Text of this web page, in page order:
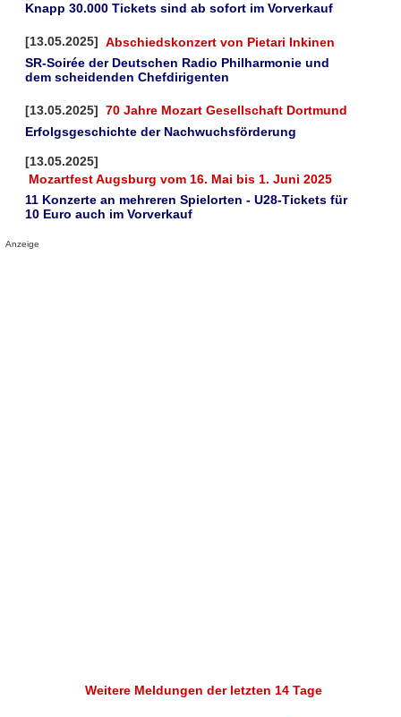
Knapp 30.000 Tickets sind ab sofort im Vorverkauf
[13.05.2025]
Abschiedskonzert von Pietari Inkinen
SR-Soirée der Deutschen Radio Philharmonie und
dem scheidenden Chefdirigenten
[13.05.2025] 70 Jahre Mozart Gesellschaft Dortmund
Erfolgsgeschichte der Nachwuchsförderung
[13.05.2025]
Mozartfest Augsburg vom 16. Mai bis 1. Juni 2025
11 Konzerte an mehreren Spielorten - U28-Tickets für
10 Euro auch im Vorverkauf
Anzeige
Weitere Meldungen der letzten 14 Tage